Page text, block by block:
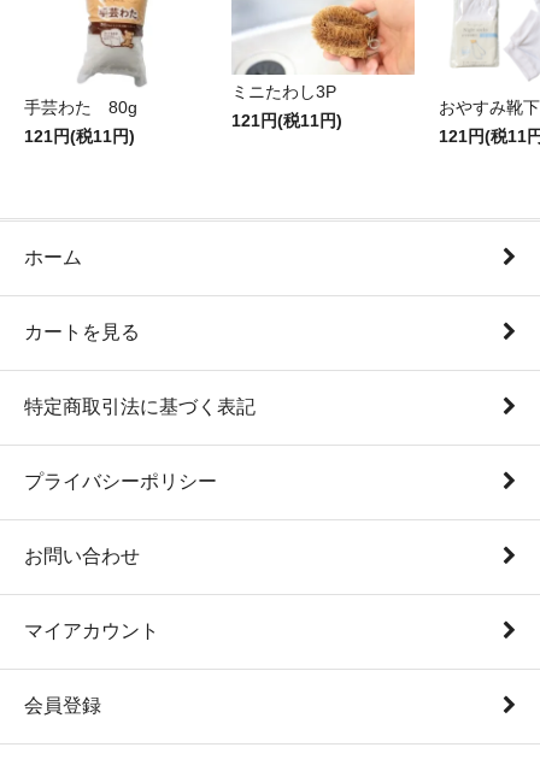
手芸わた 80g
121円(税11円)
ミニたわし3P
121円(税11円)
おやすみ靴下
121円(税11
ホーム
カートを見る
特定商取引法に基づく表記
プライバシーポリシー
お問い合わせ
マイアカウント
会員登録